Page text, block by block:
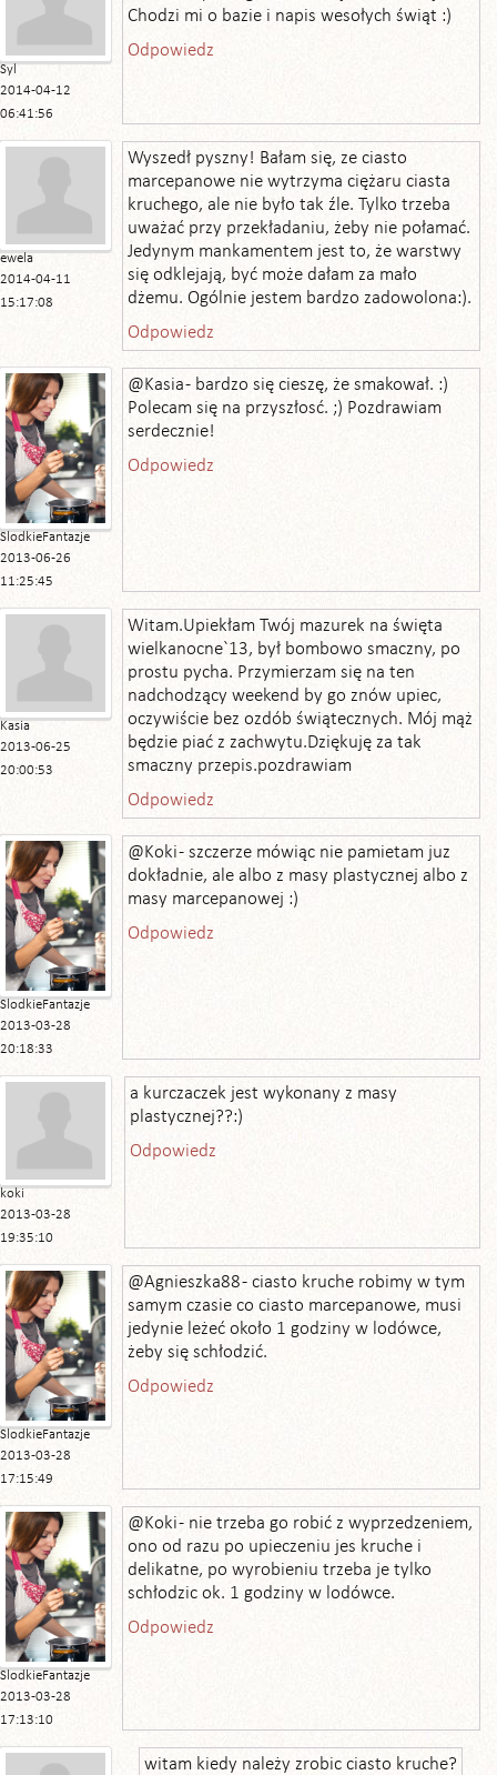
Syl
2014-04-12
06:41:56
Chodzi mi o bazie i napis wesołych świąt :)
Odpowiedz
ewela
2014-04-11
15:17:08
Wyszedł pyszny! Bałam się, ze ciasto
marcepanowe nie wytrzyma ciężaru ciasta
kruchego, ale nie było tak źle. Tylko trzeba
uważać przy przekładaniu, żeby nie połamać.
Jedynym mankamentem jest to, że warstwy
się odklejają, być może dałam za mało
dżemu. Ogólnie jestem bardzo zadowolona:).
Odpowiedz
SlodkieFantazje
2013-06-26
11:25:45
@Kasia - bardzo się cieszę, że smakował. :)
Polecam się na przyszłosć. ;) Pozdrawiam
serdecznie!
Odpowiedz
Kasia
2013-06-25
20:00:53
Witam.Upiekłam Twój mazurek na święta
wielkanocne`13, był bombowo smaczny, po
prostu pycha. Przymierzam się na ten
nadchodzący weekend by go znów upiec,
oczywiście bez ozdób świątecznych. Mój mąż
będzie piać z zachwytu.Dziękuję za tak
smaczny przepis.pozdrawiam
Odpowiedz
SlodkieFantazje
2013-03-28
20:18:33
@Koki - szczerze mówiąc nie pamietam juz
dokładnie, ale albo z masy plastycznej albo z
masy marcepanowej :)
Odpowiedz
koki
2013-03-28
19:35:10
a kurczaczek jest wykonany z masy
plastycznej??:)
Odpowiedz
SlodkieFantazje
2013-03-28
17:15:49
@Agnieszka88 - ciasto kruche robimy w tym
samym czasie co ciasto marcepanowe, musi
jedynie leżeć około 1 godziny w lodówce,
żeby się schłodzić.
Odpowiedz
SlodkieFantazje
2013-03-28
17:13:10
@Koki - nie trzeba go robić z wyprzedzeniem,
ono od razu po upieczeniu jes kruche i
delikatne, po wyrobieniu trzeba je tylko
schłodzic ok. 1 godziny w lodówce.
Odpowiedz
witam kiedy należy zrobic ciasto kruche?